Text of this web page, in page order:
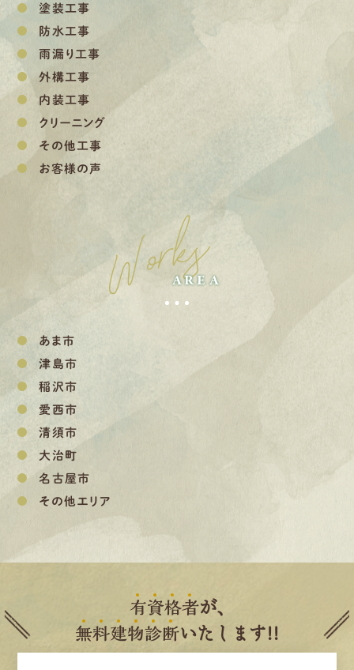
塗装工事
防水工事
雨漏り工事
外構工事
内装工事
クリーニング
その他工事
お客様の声
Works
AREA
あま市
津島市
稲沢市
愛西市
清須市
大治町
名古屋市
その他エリア
有資格者が、
無料建物診断いたします!!